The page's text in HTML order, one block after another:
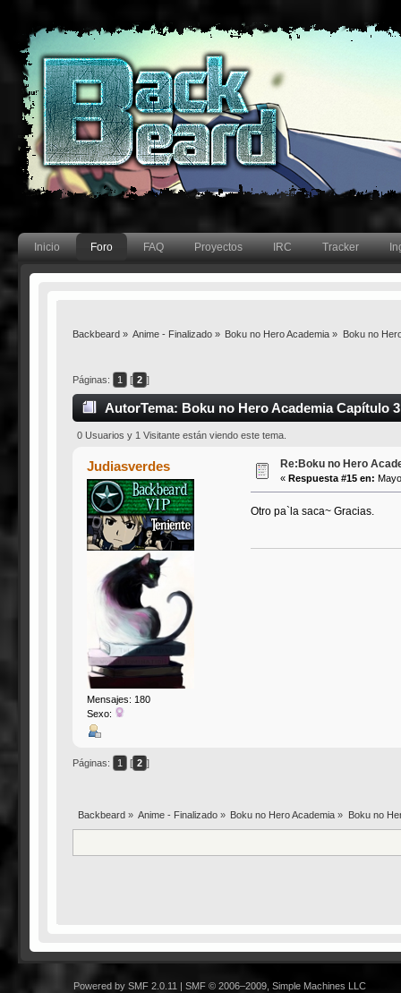
Inicio Foro FAQ Proyectos IRC Tracker
Backbeard» Anime - Finalizado » Boku no Hero Academia » Boku no
Páginas: 1 [ 2 ]
AutorTema: Boku no Hero Academia Capítulo
0 Usuarios y 1 Visitante están viendo este tema.
Judiasverdes
Mensajes: 180
Sexo:
Re:Boku no Hero
« Respuesta #15 en:
Otro pa`la saca~ Gracias.
Páginas: 1 [ 2 ]
Backbeard» Anime - Finalizado » Boku no Hero Academia » Boku no
Powered by SMF 2.0.11
SMF © 2006–2009, Simple Machines LLC